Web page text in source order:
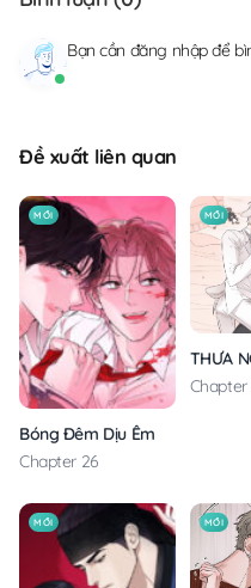
Bạn cần đăng nhậpđể
Đề xuất liên quan
MỚI
Bóng Đêm Dịu Êm
Chapter 26
MỚI
THƯA
Chapter
MỚI MỚI